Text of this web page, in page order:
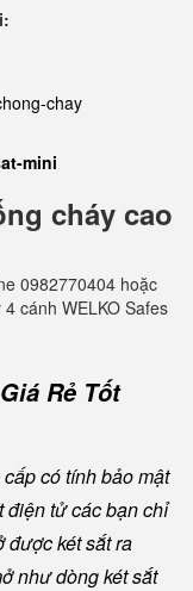
chay
mini
cháy cao
0982770404 hoặc
cánh WELKO Safes
Rẻ Tốt
có tính bảo mật
điện tử các bạn chỉ
được két sắt ra
như dòng két sắt